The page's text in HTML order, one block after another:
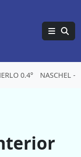
0.4° NASCHEL -